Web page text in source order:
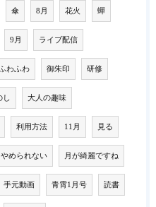
傘 8月 花火 蟬
9月 ライブ配信
わふわ 御朱印 研修
し 大人の趣味
利用方法 11月 見る
やめられない 月が綺麗ですね
手元動画 青霄1月号 読書